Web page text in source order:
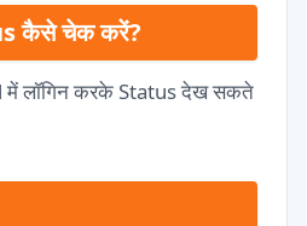
कैसे चेक करें?
लॉगिन करके Status देख सकते